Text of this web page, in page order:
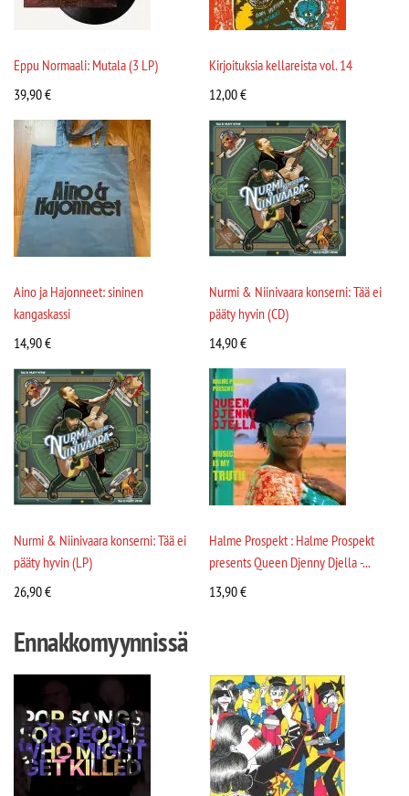
Eppu Normaali: Mutala (3 LP)
39,90€
Kirjoituksia kellareista vol. 14
12,00€
Aino ja Hajonneet: sininen
kangaskassi
14,90€
Nurmi & Niinivaara konserni: Tää ei
pääty hyvin (CD)
14,90€
Nurmi & Niinivaara konserni: Tää ei
pääty hyvin (LP)
26,90€
Halme Prospekt : Halme Prospekt
presents Queen Djenny Djella -...
13,90€
Ennakkomyynnissä